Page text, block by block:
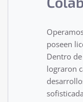
poseen
Dentro
lograron